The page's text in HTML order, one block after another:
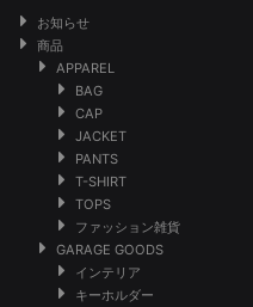
お知らせ
商品
APPAREL
BAG
CAP
JACKET
PANTS
T-SHIRT
TOPS
ファッション雑貨
GARAGE GOODS
インテリア
キーホルダー